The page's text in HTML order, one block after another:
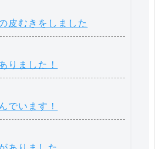
皮むきをしました
りました！
でいます！